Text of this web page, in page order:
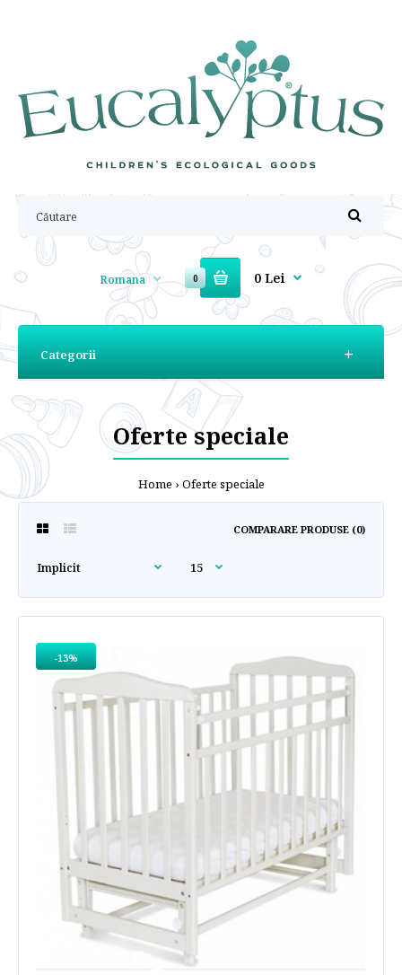
Romana 0 0 Lei
Categorii
Oferte speciale
Home Oferte speciale
COMPARARE PRODUSE (0)
-13%